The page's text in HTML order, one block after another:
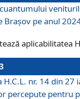
Braşov pe anul
aplicabilitatea
H.C.L. nr. 14 din
percepute pentru